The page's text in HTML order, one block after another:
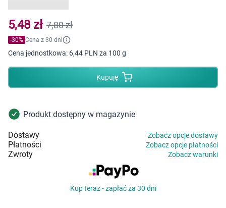
Higiena
Kosmetyki
Sprzęt medyczny
5,48 zł 7,80 zł
-30% Cena z 30 dni
Cena jednostkowa: 6,44 PLN za 100 g
Kupuję
Produkt dostępny w magazynie
Dostawy Zobacz opcje dostawy
Płatności Zobacz opcje płatności
Zwroty Zobacz warunki
Kup teraz - zapłać za 30 dni